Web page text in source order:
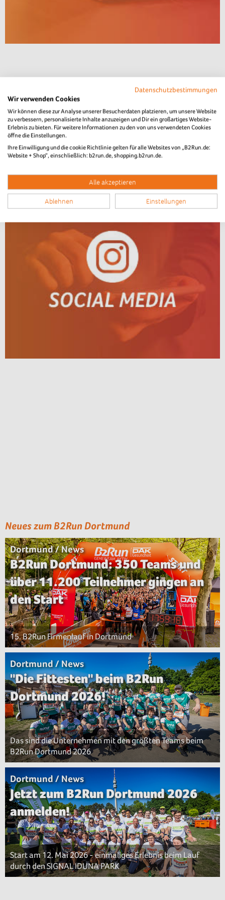
Neues zum B2Run Dortmund
Dortmund / News
B2Run Dortmund: 350 Teams und
über 11.200 Teilnehmer gingen an
den Start
15. B2Run Firmenlauf in Dortmund
Dortmund / News
"Die Fittesten" beim B2Run
Dortmund 2026!
Das sind die Unternehmen mit den größten Teams beim
B2Run Dortmund 2026
Dortmund / News
Jetzt zum B2Run Dortmund 2026
anmelden!
Start am 12. Mai 2026 - einmaliges Erlebnis beim Lauf
durch den SIGNAL IDUNA PARK
Datenschutzbestimmungen
Wir verwenden Cookies
Wir können diese zur Analyse unserer Besucherdaten platzieren, um unsere Website
zu verbessern, personalisierte Inhalte anzuzeigen und Dir ein großartiges Website-
Erlebnis zu bieten. Für weitere Informationen zu den von uns verwendeten Cookies
öffne die Einstellungen.
Ihre Einwilligung und die cookie Richtlinie gelten für alle Websites von „B2Run.de:
Website + Shop“, einschließlich: b2run.de, shopping.b2run.de.
Alle akzeptieren
Ablehnen Einstellungen